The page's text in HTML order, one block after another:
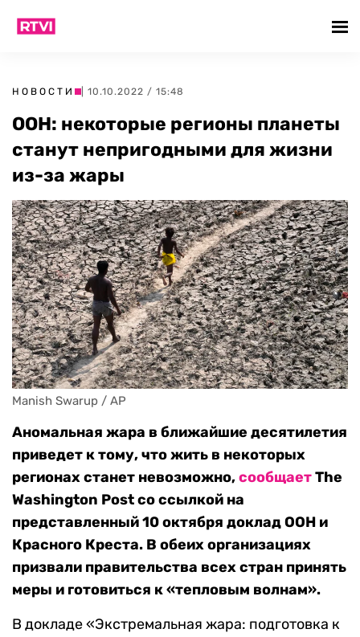
НОВОСТИ | 10.10.2022 / 15:48
ООН: некоторые регионы планеты
станут непригодными для жизни
из-за жары
Manish Swarup / AP
Аномальная жара в ближайшие десятилетия
приведет к тому, что жить в некоторых
регионах станет невозможно,сообщаетThe
Washington Post со ссылкой на
представленный 10 октября доклад ООН и
Красного Креста. В обеих организациях
призвали правительства всех стран принять
меры и готовиться к «тепловым волнам».
В докладе «Экстремальная жара: подготовка к